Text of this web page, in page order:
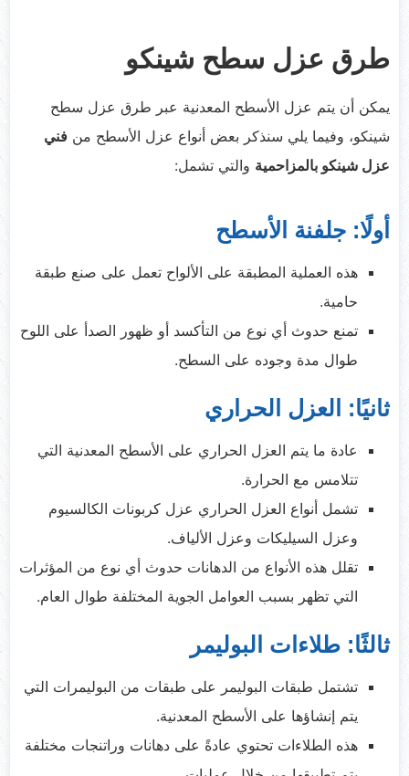
طرق عزل سطح شينكو
يمكن أن يتم عزل الأسطح المعدنية عبر طرق عزل سطح
شينكو، وفيما يلي سنذكر بعض أنواع عزل الأسطح من فني
عزل شينكو بالمزاحمية والتي تشمل:
أولًا: جلفنة الأسطح
هذه العملية المطبقة على الألواح تعمل على صنع طبقة
حامية.
تمنع حدوث أي نوع من التأكسد أو ظهور الصدأ على اللوح
طوال مدة وجوده على السطح.
ثانيًا: العزل الحراري
عادة ما يتم العزل الحراري على الأسطح المعدنية التي
تتلامس مع الحرارة.
تشمل أنواع العزل الحراري عزل كربونات الكالسيوم
وعزل السيليكات وعزل الألياف.
تقلل هذه الأنواع من الدهانات حدوث أي نوع من المؤثرات
التي تظهر بسبب العوامل الجوية المختلفة طوال العام.
ثالثًا: طلاءات البوليمر
تشتمل طبقات البوليمر على طبقات من البوليمرات التي
يتم إنشاؤها على الأسطح المعدنية.
هذه الطلاءات تحتوي عادةً على دهانات وراتنجات مختلفة